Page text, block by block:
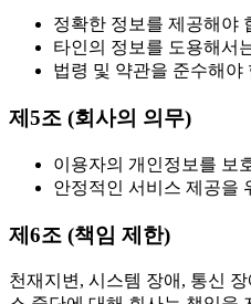
정확한 정보를 제공해야
타인의 정보를 도용해서
법령 및 약관을 준수해야
제5조 (회사의 의무)
이용자의 개인정보를 보
안정적인 서비스 제공을
제6조 (책임 제한)
천재지변, 시스템 장애, 통신